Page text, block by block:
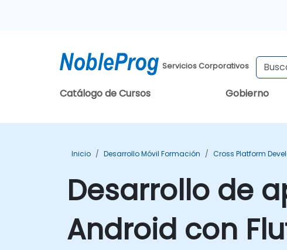
Servicios Corporativos
Catálogo de Cursos Gobierno
Inicio Desarrollo Móvil Formación Cross Platform
Desarrollo de
Android con